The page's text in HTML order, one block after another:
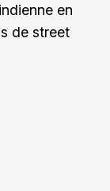
en
de street